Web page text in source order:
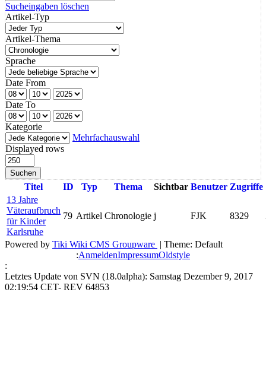
Sucheingaben löschen
Artikel-Typ
Artikel-Thema
Sprache
Date From
Date To
Kategorie
Mehrfachauswahl
Displayed rows
Suchen
Titel ID Typ Thema Sichtbar Benutzer Zugriffe
13 Jahre
Väteraufbruch
für Kinder
Karlsruhe
79 Artikel Chronologie j FJK 8329
Powered by Tiki Wiki CMS Groupware | Theme: Default
:AnmeldenImpressumOldstyle
:
Letztes Update von SVN (18.0alpha): Samstag Dezember 9, 2017
02:19:54 CET- REV 64853